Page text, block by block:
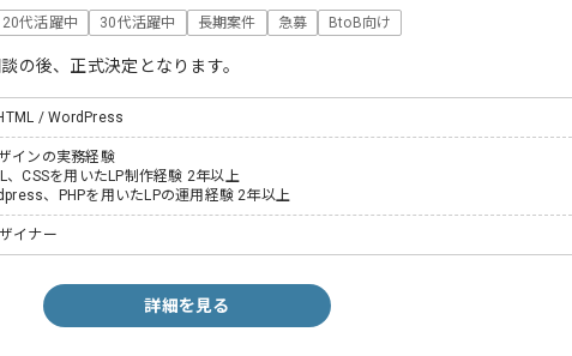
20代活躍中 30代活躍中 長期案件 急募 BtoB向け
の後、正式決定となります。
/ WordPress
インの実務経験
、CSSを用いたLP制作経験 2年以上
、PHPを用いたLPの運用経験 2年以上
イナー
詳細を見る